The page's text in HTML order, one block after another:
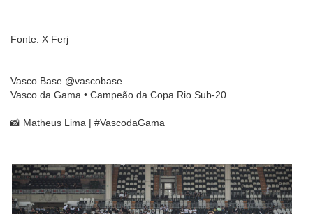
Fonte: X Ferj
Vasco Base @vascobase
Vasco da Gama • Campeão da Copa Rio Sub-20
📸 Matheus Lima | #VascodaGama